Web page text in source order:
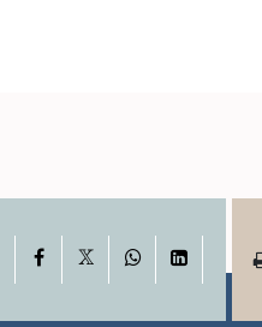
Facebook WhatsAppLinkedIn